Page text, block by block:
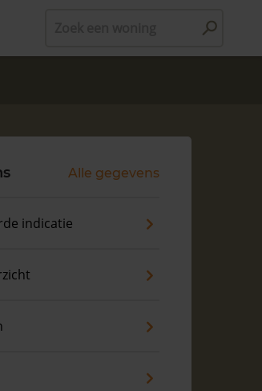
Alle gegevens
indicatie